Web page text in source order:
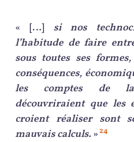
« […] si nos
l’habitude de faire
sous toutes ses
conséquences,
les comptes de
découvriraient que les
croient réaliser sont
mauvais calculs.»24